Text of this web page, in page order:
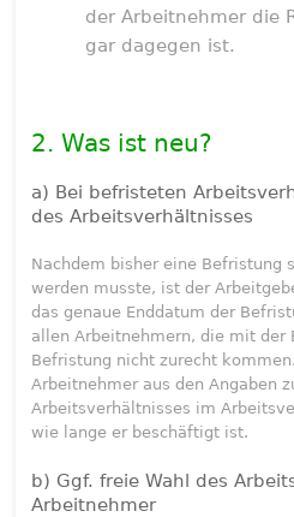
der Arbeitnehmer die
gar dagegen ist.
2. Was ist neu?
a) Bei befristeten
des Arbeitsverhältnisses
Nachdem bisher eine Befristung
werden musste, ist der
das genaue Enddatum der
allen Arbeitnehmern, die mit der
Befristung nicht zurecht
Arbeitnehmer aus den Angaben
Arbeitsverhältnisses im
wie lange er beschäftigt ist.
b) Ggf. freie Wahl des
Arbeitnehmer